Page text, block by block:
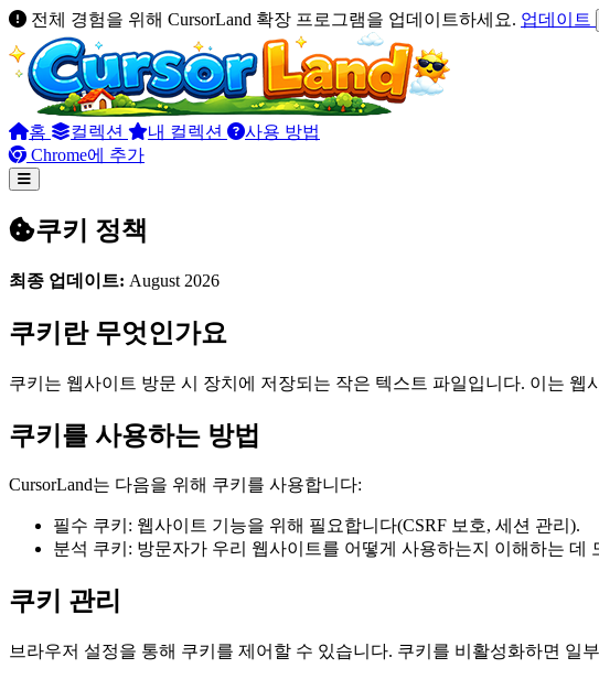
전체 경험을 위해 CursorLand 확장 프로그램을 업데이트하세요. 업데이트
홈 컬렉션 내 컬렉션
사용 방법
Chrome에 추가
쿠키 정책
최종 업데이트: August 2026
쿠키란 무엇인가요
쿠키는 웹사이트 방문 시 장치에 저장되는 작은 텍스트 파일입니다. 이는
쿠키를 사용하는 방법
CursorLand는 다음을 위해 쿠키를 사용합니다:
필수 쿠키: 웹사이트 기능을 위해 필요합니다(CSRF 보호, 세션 관리).
분석 쿠키: 방문자가 우리 웹사이트를 어떻게 사용하는지 이해하는 데
쿠키 관리
브라우저 설정을 통해 쿠키를 제어할 수 있습니다. 쿠키를 비활성화하면 일